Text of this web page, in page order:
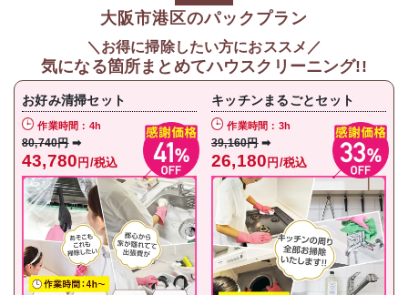
大阪市港区のパックプラン
＼お得に掃除したい方におススメ／
気になる箇所まとめてハウスクリーニング!!
お好み清掃セット
作業時間：4h
80,740円 ➡
43,780 円/税込
キッチンまるごとセット
作業時間：3h
39,160円 ➡
26,180 円/税込